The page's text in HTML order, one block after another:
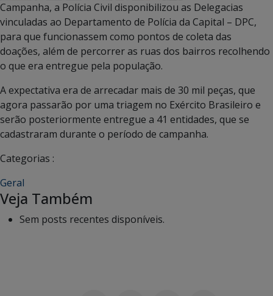
Campanha, a Polícia Civil disponibilizou as Delegacias
vinculadas ao Departamento de Polícia da Capital – DPC,
para que funcionassem como pontos de coleta das
doações, além de percorrer as ruas dos bairros recolhendo
o que era entregue pela população.
A expectativa era de arrecadar mais de 30 mil peças, que
agora passarão por uma triagem no Exército Brasileiro e
serão posteriormente entregue a 41 entidades, que se
cadastraram durante o período de campanha.
Categorias :
Geral
Veja Também
Sem posts recentes disponíveis.